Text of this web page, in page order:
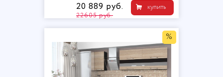
купить
20 889 руб.
22605 руб.
%